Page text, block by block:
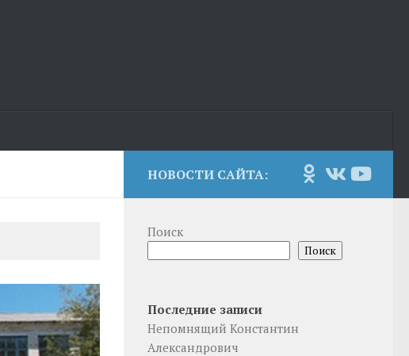
НОВОСТИ САЙТА:
Поиск
Поиск
Последние записи
Непомнящий Константин
Александрович